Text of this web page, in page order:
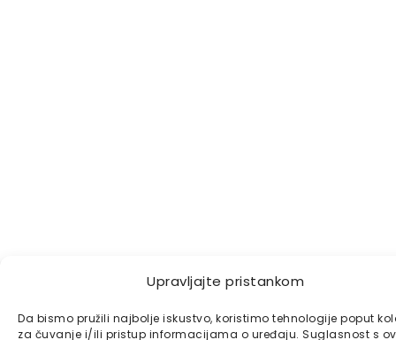
Upravljajte pristankom
Da bismo pružili najbolje iskustvo, koristimo tehnologije poput
za čuvanje i/ili pristup informacijama o uređaju. Suglasnost s